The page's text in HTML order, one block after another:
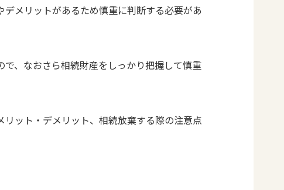
メリットがあるため慎重に判断する必要があ
、なおさら相続財産をしっかり把握して慎重
ット・デメリット、相続放棄する際の注意点